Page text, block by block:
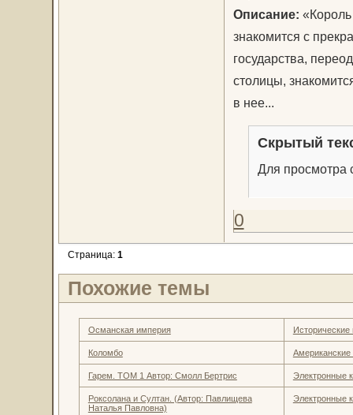
Описание:
знакомится с
государства,
столицы,
в нее...
Скрытый
Для просмотра
0
Страница: 1
Похожие темы
Османская империя
Коломбо
Гарем. ТОМ 1 Автор: Смолл Бертрис Электронные
Роксолана и Султан. (Автор: Павлищева
Наталья Павловна)
Электронные